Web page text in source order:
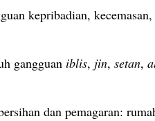
kepribadian,
gangguan iblis, jin, setan,
dan pemagaran: